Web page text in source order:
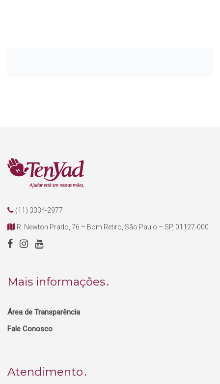
(11) 3334-2977
R. Newton Prado, 76 – Bom Retiro, São Paulo – SP, 01127-000
Mais informações
Área de Transparência
Fale Conosco
Atendimento